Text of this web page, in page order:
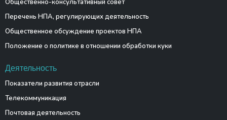
Общественно-консультативный совет
Перечень НПА, регулирующих деятельность
Общественное обсуждение проектов НПА
Положение о политике в отношении обработки куки
Деятельность
Показатели развития отрасли
Телекоммуникация
Почтовая деятельность